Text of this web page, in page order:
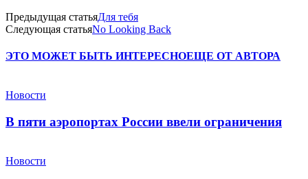
Предыдущая статьяДля тебя
Следующая статьяNo Looking Back
ЭТО МОЖЕТ БЫТЬ ИНТЕРЕСНОЕЩЕ ОТ АВТОРА
Новости
В пяти аэропортах России ввели ограничения
Новости